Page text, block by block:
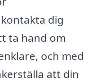
dig
ta hand om
och med
att din